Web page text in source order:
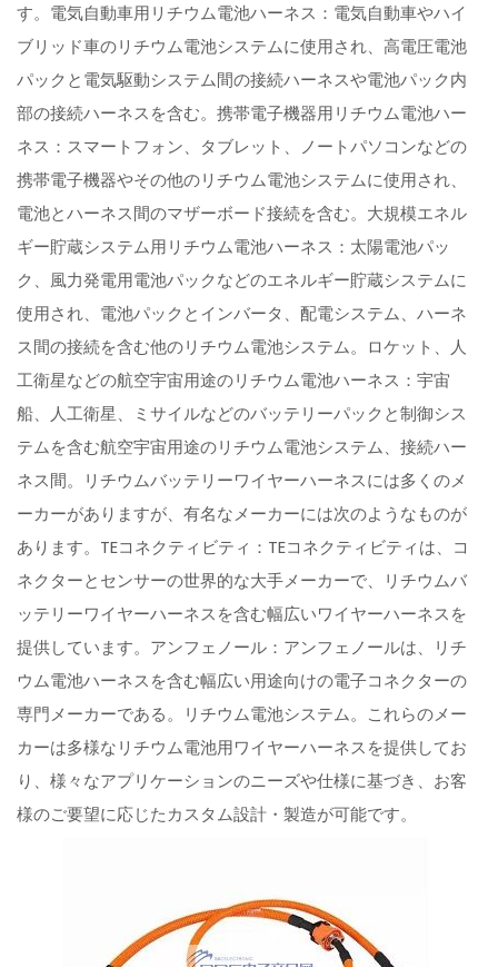
す。電気自動車用リチウム電池ハーネス：電気自動車やハイ
ブリッド車のリチウム電池システムに使用され、高電圧電池
パックと電気駆動システム間の接続ハーネスや電池パック内
部の接続ハーネスを含む。携帯電子機器用リチウム電池ハー
ネス：スマートフォン、タブレット、ノートパソコンなどの
携帯電子機器やその他のリチウム電池システムに使用され、
電池とハーネス間のマザーボード接続を含む。大規模エネル
ギー貯蔵システム用リチウム電池ハーネス：太陽電池パッ
ク、風力発電用電池パックなどのエネルギー貯蔵システムに
使用され、電池パックとインバータ、配電システム、ハーネ
ス間の接続を含む他のリチウム電池システム。ロケット、人
工衛星などの航空宇宙用途のリチウム電池ハーネス：宇宙
船、人工衛星、ミサイルなどのバッテリーパックと制御シス
テムを含む航空宇宙用途のリチウム電池システム、接続ハー
ネス間。リチウムバッテリーワイヤーハーネスには多くのメ
ーカーがありますが、有名なメーカーには次のようなものが
あります。TEコネクティビティ：TEコネクティビティは、コ
ネクターとセンサーの世界的な大手メーカーで、リチウムバ
ッテリーワイヤーハーネスを含む幅広いワイヤーハーネスを
提供しています。アンフェノール：アンフェノールは、リチ
ウム電池ハーネスを含む幅広い用途向けの電子コネクターの
専門メーカーである。リチウム電池システム。これらのメー
カーは多様なリチウム電池用ワイヤーハーネスを提供してお
り、様々なアプリケーションのニーズや仕様に基づき、お客
様のご要望に応じたカスタム設計・製造が可能です。